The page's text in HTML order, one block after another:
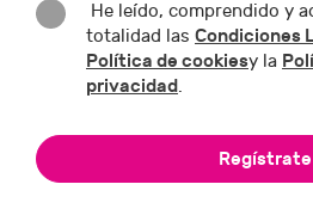
He leído, comprendido y
totalidad las Condiciones
Política de cookiesy la
privacidad.